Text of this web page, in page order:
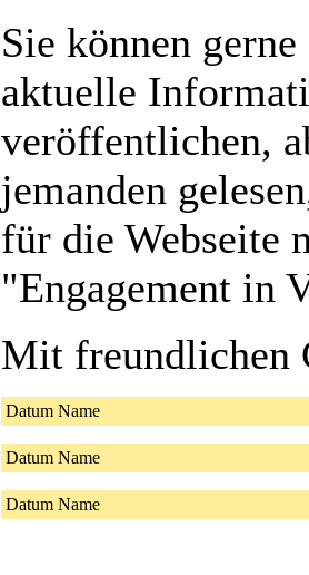
Sie können
aktuelle
veröffentlichen,
jemanden
für die Webseite
"Engagement in
Mit freundlichen
Datum Name
Datum Name
Datum Name